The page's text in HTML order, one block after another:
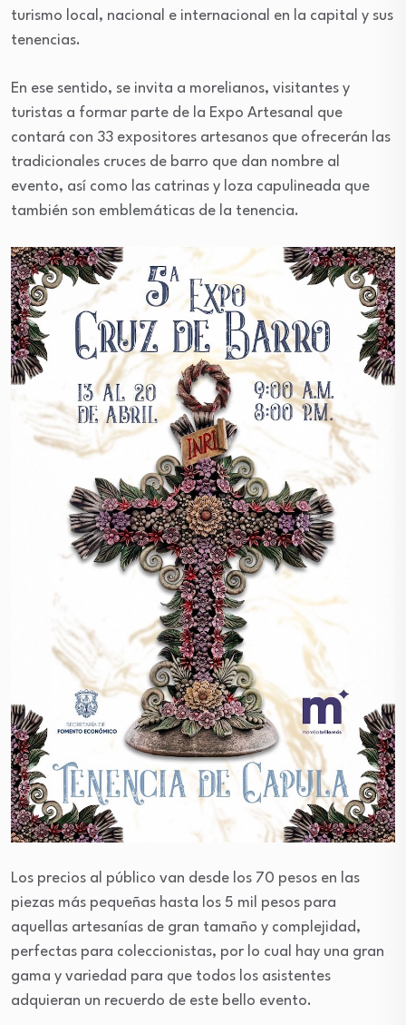
turismo local, nacional e internacional en la capital y sus
tenencias.
En ese sentido, se invita a morelianos, visitantes y
turistas a formar parte de la Expo Artesanal que
contará con 33 expositores artesanos que ofrecerán las
tradicionales cruces de barro que dan nombre al
evento, así como las catrinas y loza capulineada que
también son emblemáticas de la tenencia.
Los precios al público van desde los 70 pesos en las
piezas más pequeñas hasta los 5 mil pesos para
aquellas artesanías de gran tamaño y complejidad,
perfectas para coleccionistas, por lo cual hay una gran
gama y variedad para que todos los asistentes
adquieran un recuerdo de este bello evento.